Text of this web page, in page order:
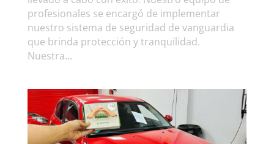
profesionales se encargó de implementar
nuestro sistema de seguridad de vanguardia
que brinda protección y tranquilidad.
Nuestra...